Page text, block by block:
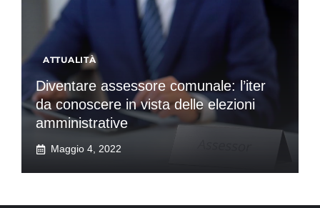
ATTUALITÀ
Diventare assessore comunale: l’iter
da conoscere in vista delle elezioni
amministrative
Maggio 4, 2022